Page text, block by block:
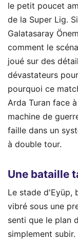
le petit poucet
de la Super Lig.
Galatasaray
comment le
joué sur des
dévastateurs
pourquoi ce
Arda Turan face
machine de
faille dans un
à double tour.
Une bataille
Le stade d'Eyüp,
vibré sous une
senti que le plan
simplement